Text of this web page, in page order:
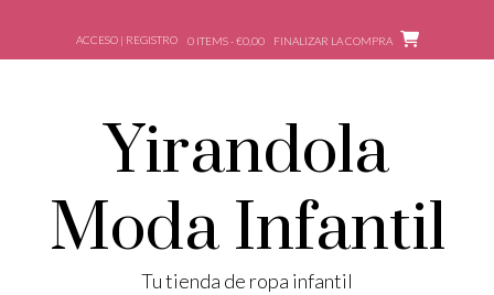
ACCESO | REGISTRO 0 ITEMS - €0,00 FINALIZAR LA COMPRA
Yirandola
Moda Infantil
Tu tienda de ropa infantil